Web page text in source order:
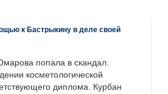
к Бастрыкину в деле своей
попала в скандал.
косметологической
диплома. Курбан